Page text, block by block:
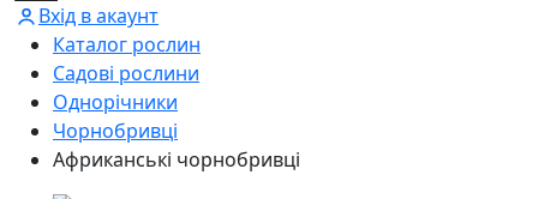
Вхід в акаунт
Каталог рослин
Садові рослини
Однорічники
Чорнобривці
Африканські чорнобривці